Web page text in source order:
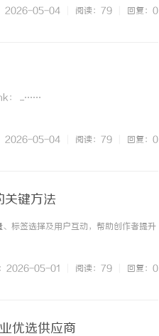
2026-05-04 阅读：79 回复：0
： ...……
2026-05-04 阅读：79 回复：0
关键方法
标签选择及用户互动，帮助创作者提升
2026-05-01 阅读：79 回复：0
优选供应商